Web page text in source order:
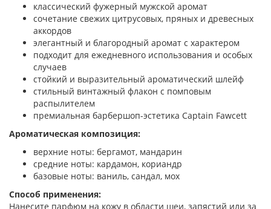
классический фужерный мужской аромат
сочетание свежих цитрусовых, пряных и древесных
аккордов
элегантный и благородный аромат с характером
подходит для ежедневного использования и особых
случаев
стойкий и выразительный ароматический шлейф
стильный винтажный флакон с помповым
распылителем
премиальная барбершоп-эстетика Captain Fawcett
Ароматическая композиция:
верхние ноты: бергамот, мандарин
средние ноты: кардамон, кориандр
базовые ноты: ваниль, сандал, мох
Способ применения:
Нанесите парфюм на кожу в области шеи, запястий или за